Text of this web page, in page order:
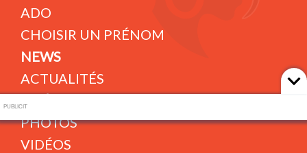
ADO
CHOISIR UN PRÉNOM
NEWS
ACTUALITÉS
A L'ÉCRAN
PHOTOS
VIDÉOS
PUBLICIT